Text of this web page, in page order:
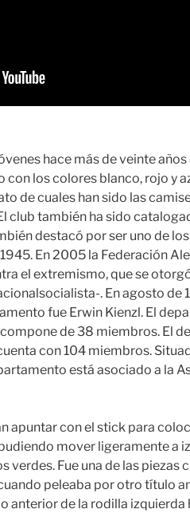
hace más de veinte
los colores blanco, rojo y
de cuales han sido las
club también ha sido
destacó por ser uno de
En 2005 la Federación
el extremismo, que se
. En agosto de
fue Erwin Kienzl. El
de 38 miembros. El
con 104 miembros.
está asociado a la
apuntar con el stick para
mover ligeramente a
Fue una de las piezas
peleaba por otro título
anterior de la rodilla